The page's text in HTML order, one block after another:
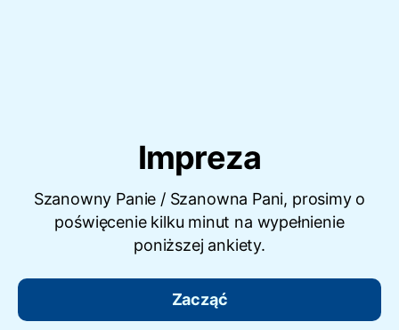
Impreza
Szanowny Panie / Szanowna Pani, prosimy o
poświęcenie kilku minut na wypełnienie
poniższej ankiety.
Zacząć